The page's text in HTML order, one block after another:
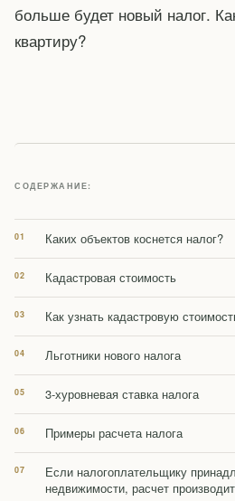
больше будет новый налог.
квартиру?
СОДЕРЖАНИЕ:
Каких объектов коснется налог?
Кадастровая стоимость
Как узнать кадастровую
Льготники нового налога
3-хуровневая ставка налога
Примеры расчета налога
Если налогоплательщику
недвижимости, расчет